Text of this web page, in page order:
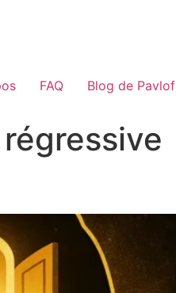
FAQ Blog de Pavlof